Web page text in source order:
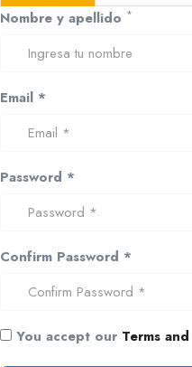
Nombre y apellido *
Email *
Password *
Confirm Password *
You accept our Terms